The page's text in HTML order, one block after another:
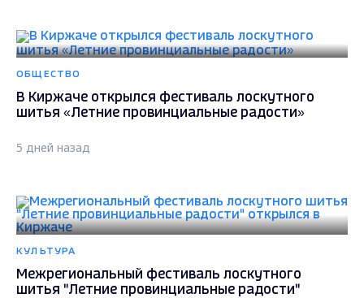
ОБЩЕСТВО
В Киржаче открылся фестиваль лоскутного
шитья «Летние провинциальные радости»
5 дней назад
КУЛЬТУРА
Межрегиональный фестиваль лоскутного
шитья "Летние провинциальные радости"